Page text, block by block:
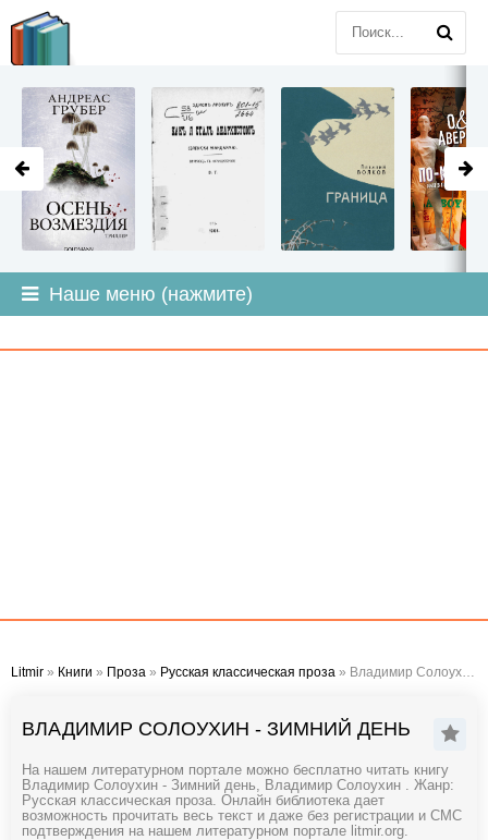
Наше меню (нажмите)
Litmir » Книги » Проза » Русская классическая проза » Владимир Солоухин - Зимний день
ВЛАДИМИР СОЛОУХИН - ЗИМНИЙ ДЕНЬ
На нашем литературном портале можно бесплатно читать книгу
Владимир Солоухин - Зимний день, Владимир Солоухин . Жанр:
Русская классическая проза. Онлайн библиотека дает
возможность прочитать весь текст и даже без регистрации и СМС
подтверждения на нашем литературном портале litmir.org.
LITMIR.ORG